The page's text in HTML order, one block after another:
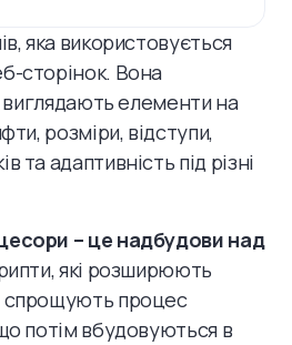
яка використовується
сторінок. Вона
виглядають елементи на
розміри, відступи,
та адаптивність під різні
– це надбудови над
які розширюють
спрощують процес
потім вбудовуються в